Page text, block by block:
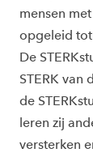
mensen
opgeleid
De
STERK van
de
leren zij
versterken